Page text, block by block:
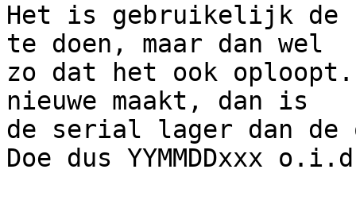
Het is gebruikelijk de
te doen, maar dan wel
zo dat het ook
nieuwe maakt, dan is
de serial lager dan
Doe dus YYMMDDxxx